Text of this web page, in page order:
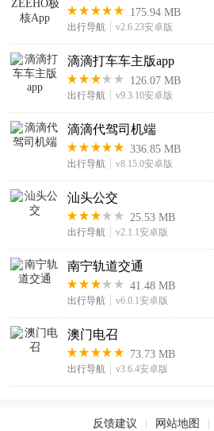
175.94 MB
出行导航 v2.6.23安卓版
滴滴打车车主版app
126.07 MB
出行导航 v9.3.10安卓版
滴滴代驾司机端
336.85 MB
出行导航 v8.15.0安卓版
汕头公交
25.53 MB
出行导航 v2.1.1安卓版
南宁轨道交通
41.48 MB
出行导航 v6.0.1安卓版
澳门电召
73.73 MB
出行导航 v3.6.4安卓版
反馈建议 网站地图